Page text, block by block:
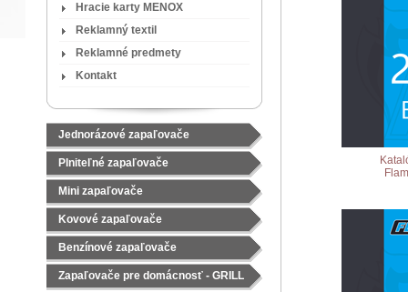
Hracie karty MENOX
Reklamný textil
Reklamné predmety
Kontakt
Jednorázové zapaľovače
Plniteľné zapaľovače
Mini zapaľovače
Kovové zapaľovače
Benzínové zapaľovače
Zapaľovače pre domácnosť - GRILL